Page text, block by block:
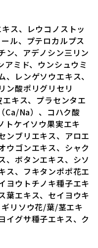
ス、レウコノストッ
ル、プテロカルプス
ン、アデノシン三リン
ミド、ウンシュウミ
レンゲソウエキス、
ン酸ポリグリセリ
キス、プラセンタエ
Ca/Na）、コハク酸
トケイソウ果実エキ
ンブリエキス、アロエ
ウゴンエキス、シャク
、ボタンエキス、シソ
ス、フキタンポポ花エ
ヨウトチノキ種子エキ
葉エキス、セイヨウキ
リソウ花/葉/茎エキ
イグサ種子エキス、ク